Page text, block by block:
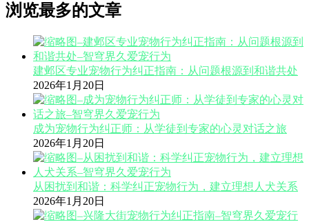
浏览最多的文章
建邺区专业宠物行为纠正指南：从问题根源到和谐共处
2026年1月20日
成为宠物行为纠正师：从学徒到专家的心灵对话之旅
2026年1月20日
从困扰到和谐：科学纠正宠物行为，建立理想人犬关系
2026年1月20日